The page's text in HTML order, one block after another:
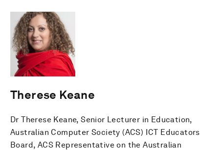
Therese Keane
Dr Therese Keane, Senior Lecturer in Education,
Australian Computer Society (ACS) ICT Educators
Board, ACS Representative on the Australian